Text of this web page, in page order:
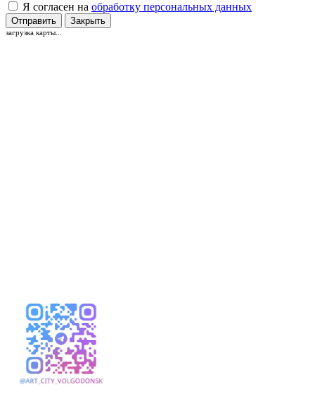
Я согласен на обработку персональных данных
Отправить Закрыть
загрузка карты...